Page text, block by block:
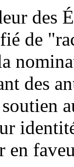
des
de
des
en